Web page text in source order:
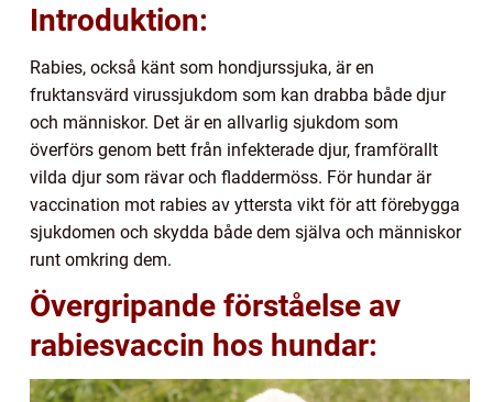
Introduktion:
Rabies, också känt som hondjurssjuka, är en
fruktansvärd virussjukdom som kan drabba både djur
och människor. Det är en allvarlig sjukdom som
överförs genom bett från infekterade djur, framförallt
vilda djur som rävar och fladdermöss. För hundar är
vaccination mot rabies av yttersta vikt för att förebygga
sjukdomen och skydda både dem själva och människor
runt omkring dem.
Övergripande förståelse av
rabiesvaccin hos hundar: